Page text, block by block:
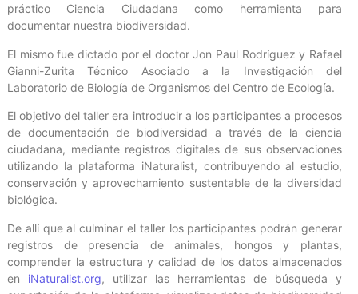
práctico Ciencia Ciudadana como herramienta para
documentar nuestra biodiversidad.
El mismo fue dictado por el doctor Jon Paul Rodríguez y Rafael
Gianni-Zurita Técnico Asociado a la Investigación del
Laboratorio de Biología de Organismos del Centro de Ecología.
El objetivo del taller era introducir a los participantes a procesos
de documentación de biodiversidad a través de la ciencia
ciudadana, mediante registros digitales de sus observaciones
utilizando la plataforma iNaturalist, contribuyendo al estudio,
conservación y aprovechamiento sustentable de la diversidad
biológica.
De allí que al culminar el taller los participantes podrán generar
registros de presencia de animales, hongos y plantas,
comprender la estructura y calidad de los datos almacenados
en iNaturalist.org, utilizar las herramientas de búsqueda y